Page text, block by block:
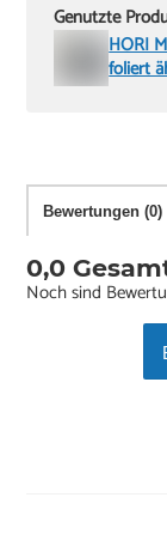
Genutzte
HORI
foliert
Bewertungen (0)
0,0
Noch sind